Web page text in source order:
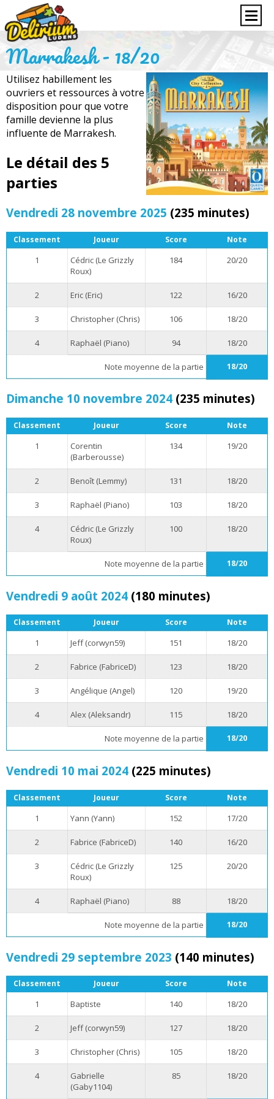
Marrakesh - 18/20
Utilisez habillement les
ouvriers et ressources à votre
disposition pour que votre
famille devienne la plus
influente de Marrakesh.
Le détail des 5
parties
Vendredi 28 novembre 2025 (235 minutes)
Classement Joueur Score Note
1
Cédric (Le Grizzly
Roux)
184 20/20
2 Eric (Eric) 122 16/20
3 Christopher (Chris) 106 18/20
4 Raphaël (Piano) 94 18/20
Note moyenne de la partie 18/20
Dimanche 10 novembre 2024 (235 minutes)
Classement Joueur Score Note
1
Corentin
(Barberousse)
134 19/20
2 Benoît (Lemmy) 131 18/20
3 Raphaël (Piano) 103 18/20
4
Cédric (Le Grizzly
Roux)
100 18/20
Note moyenne de la partie 18/20
Vendredi 9 août 2024 (180 minutes)
Classement Joueur Score Note
1 Jeff (corwyn59) 151 18/20
2 Fabrice (FabriceD) 123 18/20
3 Angélique (Angel) 120 19/20
4 Alex (Aleksandr) 115 18/20
Note moyenne de la partie 18/20
Vendredi 10 mai 2024 (225 minutes)
Classement Joueur Score Note
1 Yann (Yann) 152 17/20
2 Fabrice (FabriceD) 140 16/20
3
Cédric (Le Grizzly
Roux)
125 20/20
4 Raphaël (Piano) 88 18/20
Note moyenne de la partie 18/20
Vendredi 29 septembre 2023 (140 minutes)
Classement Joueur Score Note
1 Baptiste 140 18/20
2 Jeff (corwyn59) 127 18/20
3 Christopher (Chris) 105 18/20
4
Gabrielle
(Gaby1104)
85 18/20